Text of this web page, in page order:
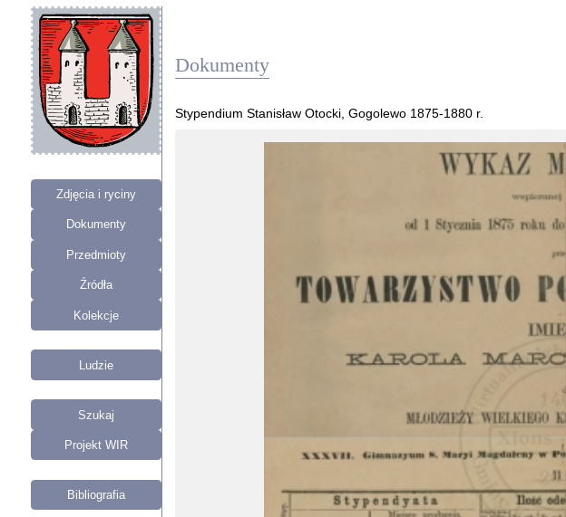
Zdjęcia i ryciny
Dokumenty
Przedmioty
Źródła
Kolekcje
Ludzie
Szukaj
Projekt WIR
Bibliografia
Dokumenty
Stypendium Stanisław Otocki, Gogolewo 1875-1880 r.